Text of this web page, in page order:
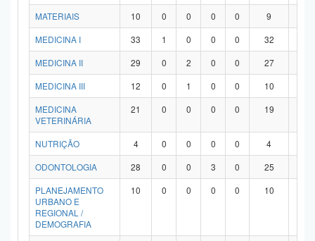
MATERIAIS 10 0 0 0 0 9
MEDICINA I
33 1 0 0 0 32
MEDICINA II
29 0 2 0 0 27
MEDICINA III
12 0 1 0 0 10
MEDICINA
VETERINÁRIA
21 0 0 0 0 19
NUTRIÇÃO 4 0 0 0 0 4
ODONTOLOGIA
28 0 0 3 0 25
PLANEJAMENTO
URBANO E
REGIONAL /
DEMOGRAFIA
10 0 0 0 0 10